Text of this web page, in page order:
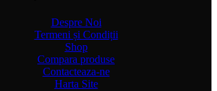
Despre Noi
Termeni și Condiții
Shop
Compara produse
Contacteaza-ne
Harta Site